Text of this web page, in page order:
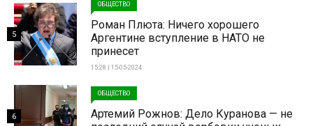
ОБЩЕСТВО
Роман Плюта: Ничего хорошего
Аргентине вступление в НАТО не
принесет
15:28 | 15-05-2024
5
ОБЩЕСТВО
Артемий Рожнов: Дело Куранова — не
6